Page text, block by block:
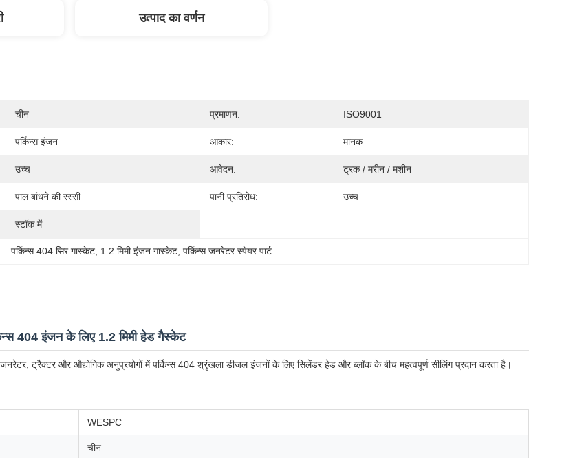
उत्पाद का वर्णन
चीन प्रमाणन: ISO9001
पर्किन्स इंजन आकार: मानक
उच्च आवेदन: ट्रक / मरीन / मशीन
पाल बांधने की रस्सी पानी प्रतिरोध: उच्च
स्टॉक में
पर्किन्स 404 सिर गास्केट 1.2 मिमी इंजन गास्केट , पर्किन्स जनरेटर स्पेयर पार्ट
404 इंजन के लिए 1.2 मिमी हेड गैस्केट
जनरेटर, ट्रैक्टर और औद्योगिक अनुप्रयोगों में पर्किन्स 404 श्रृंखला डीजल इंजनों के लिए सिलेंडर हेड और ब्लॉक के बीच महत्वपूर्ण सीलिंग प्रदान करता है।
WESPC
चीन